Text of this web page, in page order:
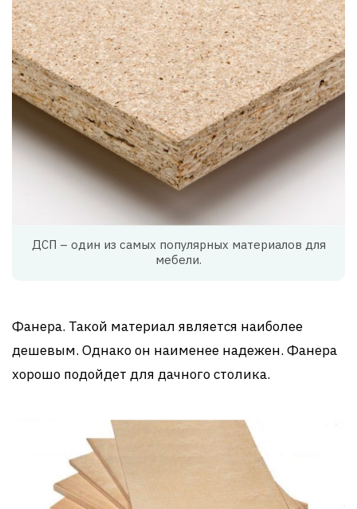
ДСП – один из самых популярных материалов для
мебели.
Фанера. Такой материал является наиболее
дешевым. Однако он наименее надежен. Фанера
хорошо подойдет для дачного столика.